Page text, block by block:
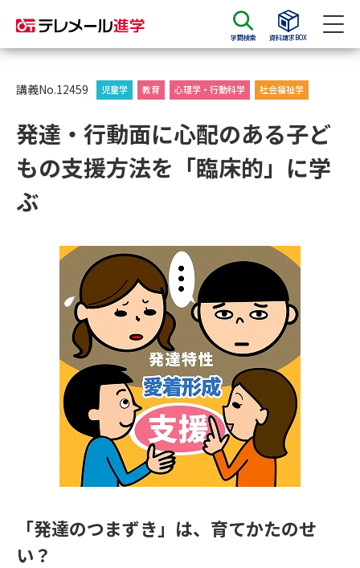
学問検索 資料請求BOX
資料請求 資料検索
大学・短大の資料種類から請求
大学・短大以外の資料から請求
専門学校の資料請求 大学院の資料請求
留学・進学関連、塾・予備校
大学入学共通テスト「受験案
内」の請求
大学入学共通テスト「受験上の
配慮案内」の請求
高等学校卒業程度認定試験
高等学校（情報）教員資格認定
講義No.12459 児童学 教育 心理学・行動科学 社会福祉学
発達・行動面に心配のある子ど
もの支援方法を「臨床的」に学
ぶ
「発達のつまずき」は、育てかたのせ
い？